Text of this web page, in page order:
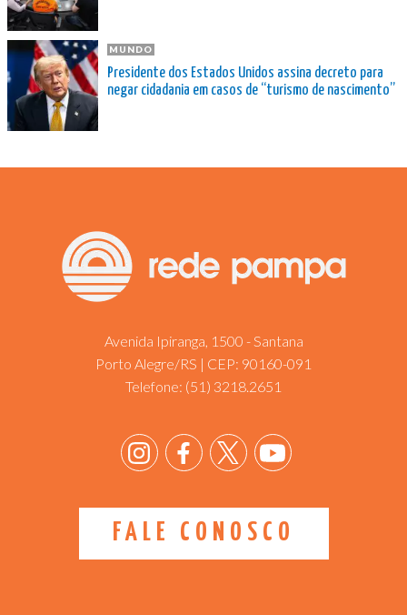
MUNDO
Presidente dos Estados Unidos assina decreto para
negar cidadania em casos de “turismo de nascimento”
Avenida Ipiranga, 1500 - Santana
Porto Alegre/RS | CEP: 90160-091
Telefone: (51) 3218.2651
FALE CONOSCO